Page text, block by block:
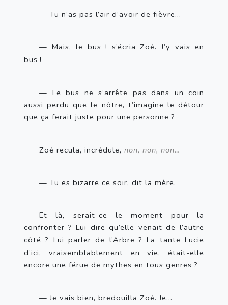
— Tu n’as pas l’air d’avoir de fièvre…
— Mais, le bus ! s’écria Zoé. J’y vais en
bus !
— Le bus ne s’arrête pas dans un coin
aussi perdu que le nôtre, t’imagine le détour
que ça ferait juste pour une personne ?
Zoé recula, incrédule, non, non, non…
— Tu es bizarre ce soir, dit la mère.
Et là, serait-ce le moment pour la
confronter ? Lui dire qu’elle venait de l’autre
côté ? Lui parler de l’Arbre ? La tante Lucie
d’ici, vraisemblablement en vie, était-elle
encore une férue de mythes en tous genres ?
— Je vais bien, bredouilla Zoé. Je…